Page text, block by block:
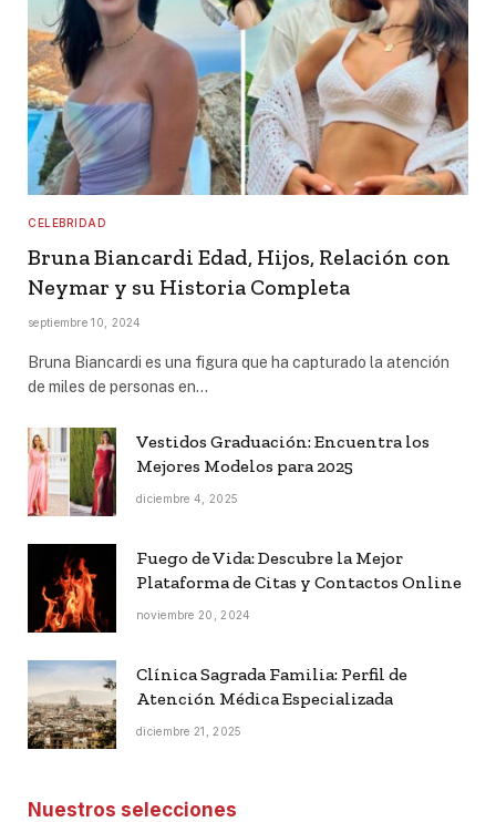
CELEBRIDAD
Bruna Biancardi Edad, Hijos, Relación con
Neymar y su Historia Completa
septiembre 10, 2024
Bruna Biancardi es una figura que ha capturado la atención
de miles de personas en…
Vestidos Graduación: Encuentra los
Mejores Modelos para 2025
diciembre 4, 2025
Fuego de Vida: Descubre la Mejor
Plataforma de Citas y Contactos Online
noviembre 20, 2024
Clínica Sagrada Familia: Perfil de
Atención Médica Especializada
diciembre 21, 2025
Nuestros selecciones